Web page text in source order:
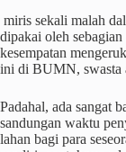
miris sekali malah
dipakai oleh
kesempatan
ini di BUMN, swasta
Padahal, ada sangat
sandungan waktu
lahan bagi para